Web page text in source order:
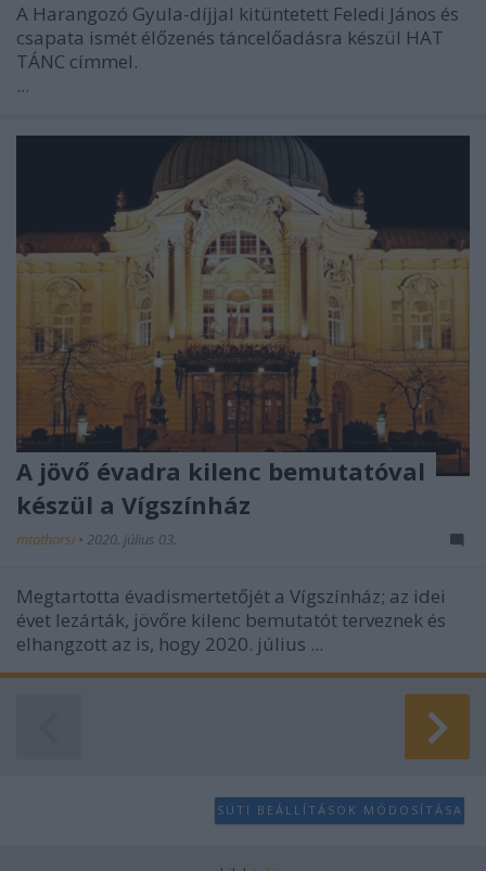
A Harangozó Gyula-díjjal kitüntetett Feledi János és
csapata ismét élőzenés táncelőadásra készül HAT
TÁNC címmel.
...
A jövő évadra kilenc bemutatóval
készül a Vígszínház
mtothorsi • 2020. július 03.
Megtartotta évadismertetőjét a Vígszínház; az idei
évet lezárták, jövőre kilenc bemutatót terveznek és
elhangzott az is, hogy 2020. július ...
SÜTI BEÁLLÍTÁSOK MÓDOSÍTÁSA